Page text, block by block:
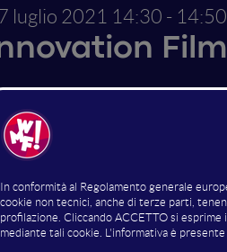
luglio 2021 14:30 - 14:50
grande onda